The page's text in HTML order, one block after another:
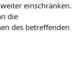
einschränken.
die
des betreffenden